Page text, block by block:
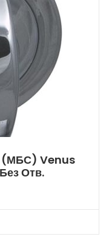
(МБС) Venus
Отв.